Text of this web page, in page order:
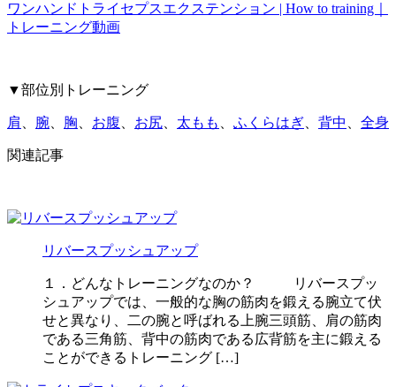
ワンハンドトライセプスエクステンション | How to training｜
トレーニング動画
▼部位別トレーニング
肩 腕 胸 お腹 お尻 太もも ふくらはぎ 背中 全身
関連記事
リバースプッシュアップ
１．どんなトレーニングなのか？ リバースプッ
シュアップでは、一般的な胸の筋肉を鍛える腕立て伏
せと異なり、二の腕と呼ばれる上腕三頭筋、肩の筋肉
である三角筋、背中の筋肉である広背筋を主に鍛える
ことができるトレーニング […]